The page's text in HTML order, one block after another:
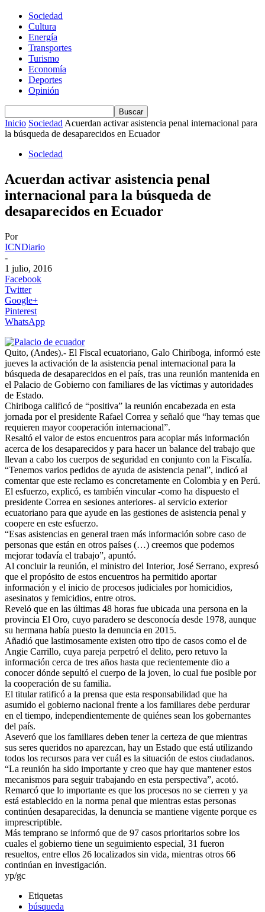
Sociedad
Cultura
Energía
Transportes
Turismo
Economía
Deportes
Opinión
Inicio SociedadAcuerdan activar asistencia penal internacional para
la búsqueda de desaparecidos en Ecuador
Sociedad
Acuerdan activar asistencia penal
internacional para la búsqueda de
desaparecidos en Ecuador
Por
ICNDiario
-
1 julio, 2016
Facebook
Twitter
Google+
Pinterest
WhatsApp
Quito, (Andes).- El Fiscal ecuatoriano, Galo Chiriboga, informó este
jueves la activación de la asistencia penal internacional para la
búsqueda de desaparecidos en el país, tras una reunión mantenida en
el Palacio de Gobierno con familiares de las víctimas y autoridades
de Estado.
Chiriboga calificó de “positiva” la reunión encabezada en esta
jornada por el presidente Rafael Correa y señaló que “hay temas que
requieren mayor cooperación internacional”.
Resaltó el valor de estos encuentros para acopiar más información
acerca de los desaparecidos y para hacer un balance del trabajo que
llevan a cabo los cuerpos de seguridad en conjunto con la Fiscalía.
“Tenemos varios pedidos de ayuda de asistencia penal”, indicó al
comentar que este reclamo es concretamente en Colombia y en Perú.
El esfuerzo, explicó, es también vincular -como ha dispuesto el
presidente Correa en sesiones anteriores- al servicio exterior
ecuatoriano para que ayude en las gestiones de asistencia penal y
coopere en este esfuerzo.
“Esas asistencias en general traen más información sobre caso de
personas que están en otros países (…) creemos que podemos
mejorar todavía el trabajo”, apuntó.
Al concluir la reunión, el ministro del Interior, José Serrano, expresó
que el propósito de estos encuentros ha permitido aportar
información y el inicio de procesos judiciales por homicidios,
asesinatos y femicidios, entre otros.
Reveló que en las últimas 48 horas fue ubicada una persona en la
provincia El Oro, cuyo paradero se desconocía desde 1978, aunque
su hermana había puesto la denuncia en 2015.
Añadió que lastimosamente existen otro tipo de casos como el de
Angie Carrillo, cuya pareja perpetró el delito, pero retuvo la
información cerca de tres años hasta que recientemente dio a
conocer dónde sepultó el cuerpo de la joven, lo cual fue posible por
la cooperación de su familia.
El titular ratificó a la prensa que esta responsabilidad que ha
asumido el gobierno nacional frente a los familiares debe perdurar
en el tiempo, independientemente de quiénes sean los gobernantes
del país.
Aseveró que los familiares deben tener la certeza de que mientras
sus seres queridos no aparezcan, hay un Estado que está utilizando
todos los recursos para ver cuál es la situación de estos ciudadanos.
“La reunión ha sido importante y creo que hay que mantener estos
mecanismos para seguir trabajando en esta perspectiva”, acotó.
Remarcó que lo importante es que los procesos no se cierren y ya
está establecido en la norma penal que mientras estas personas
continúen desaparecidas, la denuncia se mantiene vigente porque es
imprescriptible.
Más temprano se informó que de 97 casos prioritarios sobre los
cuales el gobierno tiene un seguimiento especial, 31 fueron
resueltos, entre ellos 26 localizados sin vida, mientras otros 66
continúan en investigación.
yp/gc
Etiquetas
búsqueda